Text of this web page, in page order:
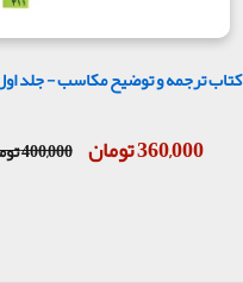
کتاب ترجمه و توضیح مکاسب - جلد
360,000 تومان 400,000 تومان